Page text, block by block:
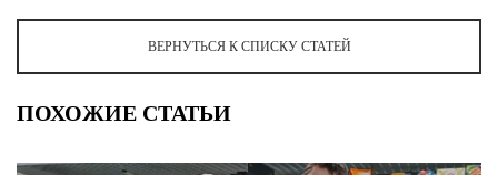
ВЕРНУТЬСЯ К СПИСКУ СТАТЕЙ
ПОХОЖИЕ СТАТЬИ